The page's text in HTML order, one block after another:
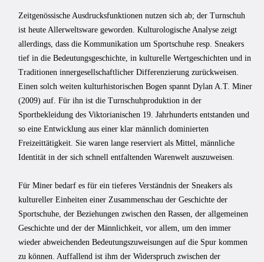
Zeitgenössische Ausdrucksfunktionen nutzen sich ab; der Turnschuh
ist heute Allerweltsware geworden. Kulturologische Analyse zeigt
allerdings, dass die Kommunikation um Sportschuhe resp. Sneakers
tief in die Bedeutungsgeschichte, in kulturelle Wertgeschichten und in
Traditionen innergesellschaftlicher Differenzierung zurückweisen.
Einen solch weiten kulturhistorischen Bogen spannt Dylan A.T. Miner
(2009) auf. Für ihn ist die Turnschuhproduktion in der
Sportbekleidung des Viktorianischen 19. Jahrhunderts entstanden und
so eine Entwicklung aus einer klar männlich dominierten
Freizeittätigkeit. Sie waren lange reserviert als Mittel, männliche
Identität in der sich schnell entfaltenden Warenwelt auszuweisen.
Für Miner bedarf es für ein tieferes Verständnis der Sneakers als
kultureller Einheiten einer Zusammenschau der Geschichte der
Sportschuhe, der Beziehungen zwischen den Rassen, der allgemeinen
Geschichte und der der Männlichkeit, vor allem, um den immer
wieder abweichenden Bedeutungszuweisungen auf die Spur kommen
zu können. Auffallend ist ihm der Widerspruch zwischen der